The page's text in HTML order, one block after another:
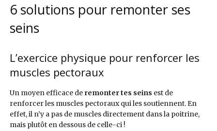
6 solutions pour remonter ses
seins
L’exercice physique pour renforcer les
muscles pectoraux
Un moyen efficace de remonter tes seins est de
renforcer les muscles pectoraux qui les soutiennent. En
effet, il n’y a pas de muscles directement dans la poitrine,
mais plutôt en dessous de celle-ci !